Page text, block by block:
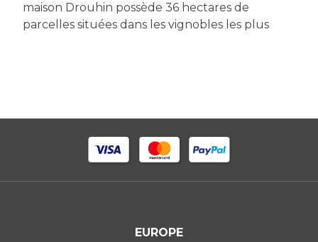
maison Drouhin possède 36 hectares de
parcelles situées dans les vignobles les plus
EUROPE